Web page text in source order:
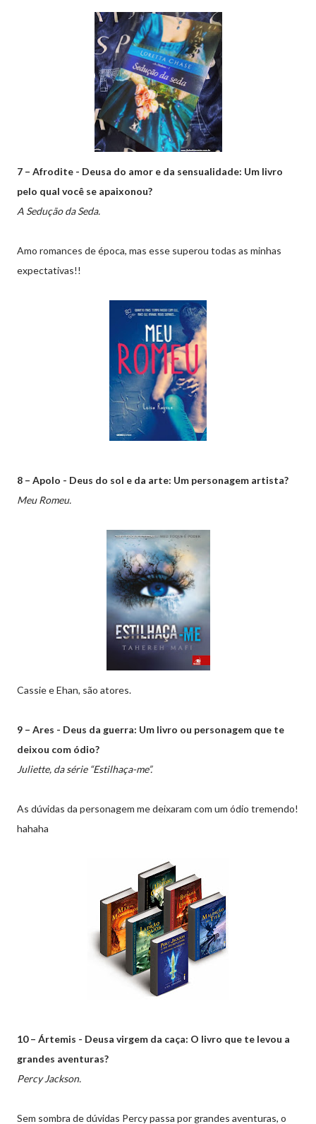
7 – Afrodite - Deusa do amor e da sensualidade: Um livro
pelo qual você se apaixonou?
A Sedução da Seda.
Amo romances de época, mas esse superou todas as minhas
expectativas!!
8 – Apolo - Deus do sol e da arte: Um personagem artista?
Meu Romeu.
Cassie e Ehan, são atores.
9 – Ares - Deus da guerra: Um livro ou personagem que te
deixou com ódio?
Juliette, da série “Estilhaça-me”.
As dúvidas da personagem me deixaram com um ódio tremendo!
hahaha
10 – Ártemis - Deusa virgem da caça: O livro que te levou a
grandes aventuras?
Percy Jackson.
Sem sombra de dúvidas Percy passa por grandes aventuras, o